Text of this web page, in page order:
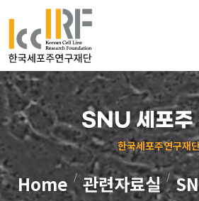
SNU 세포주
한국세포주연구재
Home 관련자료실
사이트
재단소개
이사장 인사말